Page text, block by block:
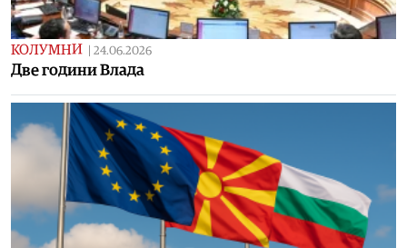
КОЛУМНИ 24.06.2026
Две години Влада